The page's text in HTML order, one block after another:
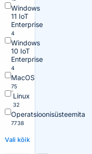
Windows
11 IoT
Enterprise
4
Windows
10 IoT
Enterprise
4
MacOS
75
Linux
32
Operatsioonisüsteemita
7738
Vali kõik